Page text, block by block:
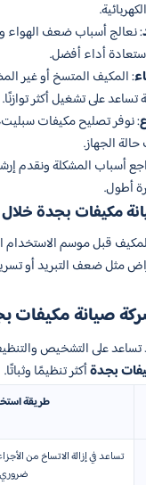
: نعالج أسباب ضعف الهواء
أداء أفضل.
: المكيف المتسخ أو غير
تساعد على تشغيل أكثر توازنًا.
: نوفر تصليح مكيفات
الجهاز.
أسباب المشكلة ونقدم
أطول.
مكيفات بجدة
قبل موسم الاستخدام
مثل ضعف التبريد أو
صيانة مكيفات
على التشخيص
بجدةأكثر تنظيمًا وثباتًا.
طريقة
تساعد في إزالة الاتساخ من